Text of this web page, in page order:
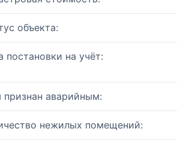
объекта:
постановки на учёт:
аварийным:
нежилых помещений: